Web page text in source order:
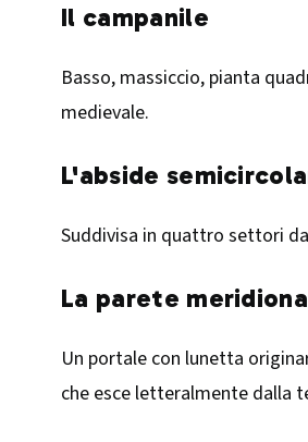
Il campanile
Basso, massiccio, pianta
medievale.
L'abside
Suddivisa in quattro settori
La parete
Un portale con lunetta
che esce letteralmente dalla